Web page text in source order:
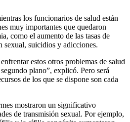
los funcionarios de salud están
muy importantes que quedaron
como el aumento de las tasas de
sexual, suicidios y adicciones.
estos otros problemas de salud
plano”, explicó. Pero será
de los que se dispone son cada
mostraron un significativo
de transmisión sexual. Por ejemplo,